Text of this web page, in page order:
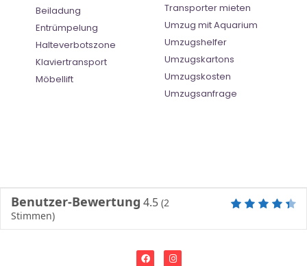
Beiladung
Entrümpelung
Halteverbotszone
Klaviertransport
Möbellift
Transporter mieten
Umzug mit Aquarium
Umzugshelfer
Umzugskartons
Umzugskosten
Umzugsanfrage
Benutzer-Bewertung 4.5 (2
Stimmen)